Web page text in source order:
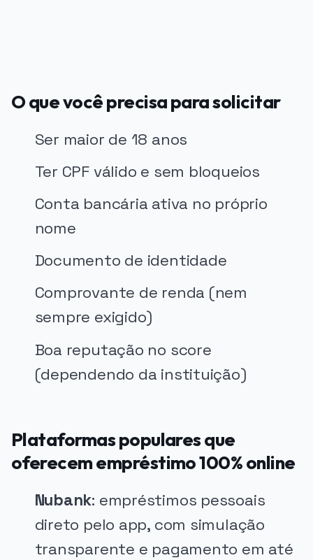
O que você precisa para solicitar
Ser maior de 18 anos
Ter CPF válido e sem bloqueios
Conta bancária ativa no próprio
nome
Documento de identidade
Comprovante de renda (nem
sempre exigido)
Boa reputação no score
(dependendo da instituição)
Plataformas populares que
oferecem empréstimo 100% online
Nubank: empréstimos pessoais
direto pelo app, com simulação
transparente e pagamento em até